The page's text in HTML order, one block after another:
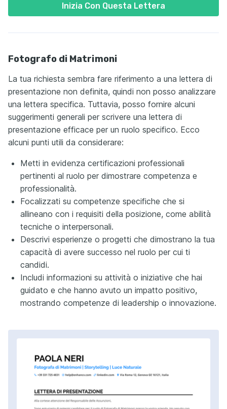
Inizia Con Questa Lettera
Fotografo di Matrimoni
La tua richiesta sembra fare riferimento a una lettera di
presentazione non definita, quindi non posso analizzare
una lettera specifica. Tuttavia, posso fornire alcuni
suggerimenti generali per scrivere una lettera di
presentazione efficace per un ruolo specifico. Ecco
alcuni punti utili da considerare:
Metti in evidenza certificazioni professionali
pertinenti al ruolo per dimostrare competenza e
professionalità.
Focalizzati su competenze specifiche che si
allineano con i requisiti della posizione, come abilità
tecniche o interpersonali.
Descrivi esperienze o progetti che dimostrano la tua
capacità di avere successo nel ruolo per cui ti
candidi.
Includi informazioni su attività o iniziative che hai
guidato e che hanno avuto un impatto positivo,
mostrando competenze di leadership o innovazione.